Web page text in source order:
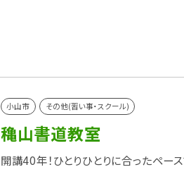
小山市 その他(習い事・スクール)
穐山書道教室
開講40年！ひとりひとりに合ったペー